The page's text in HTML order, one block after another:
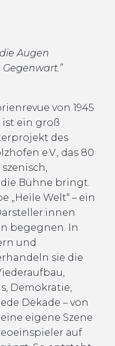
Augen
von 1945
ist ein groß
des
e.V., das 80
Bühne bringt.
„Heile Welt“ – ein
begegnen. In
und
sie die
Demokratie,
Dekade – von
eigene Szene
auf